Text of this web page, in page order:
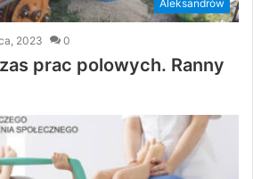
Aleksandrów
2023 0
prac polowych. Ranny